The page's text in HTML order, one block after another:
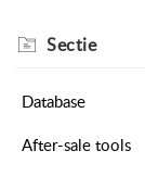
Sectie
Database
After-sale tools